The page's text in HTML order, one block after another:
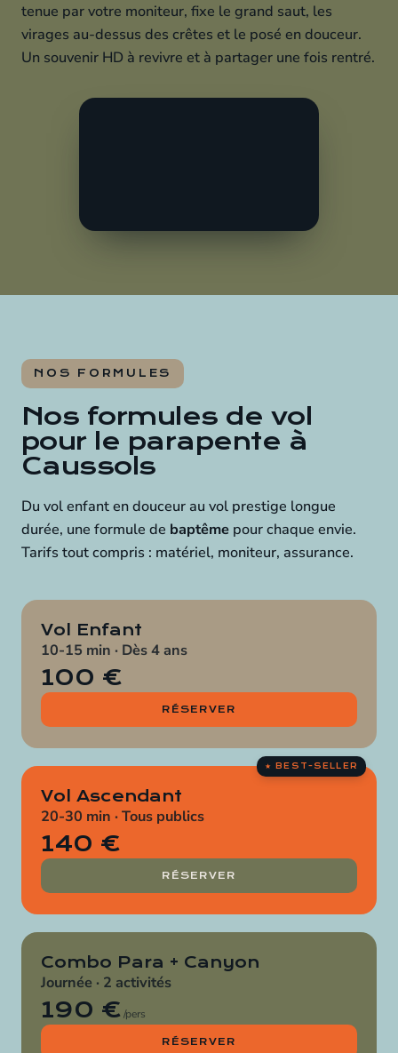
tenue par votre moniteur, fixe le grand saut, les
virages au-dessus des crêtes et le posé en douceur.
Un souvenir HD à revivre et à partager une fois rentré.
NOS FORMULES
Nos formules de vol
pour le parapente à
Caussols
Du vol enfant en douceur au vol prestige longue
durée, une formule de baptême pour chaque envie.
Tarifs tout compris : matériel, moniteur, assurance.
Vol Enfant
10-15 min · Dès 4 ans
100 €
RÉSERVER
Vol Ascendant
20-30 min · Tous publics
140 €
RÉSERVER
Combo Para + Canyon
Journée · 2 activités
190 € /pers
RÉSERVER